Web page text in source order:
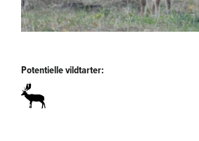
Potentielle vildtarter: